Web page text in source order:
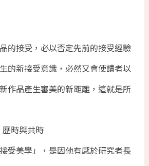
的接受，必以否定先前的接受經驗
的新接受意識，必然又會使讀者以
作品產生審美的新距離，這就是所
時與共時
受美學」，是因他有感於研究者長